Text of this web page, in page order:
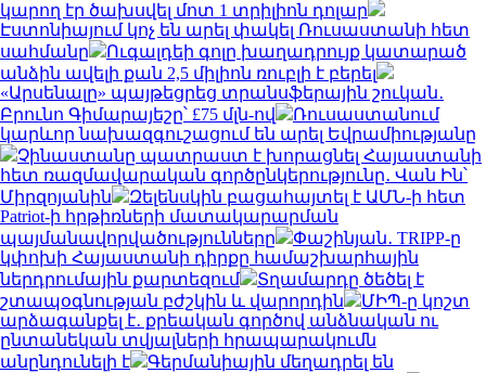
կարող էր ծախսվել մոտ 1 տրիլիոն դոլար
Էստոնիայում կոչ են արել փակել Ռուսաստանի հետ
սահմանը
Ուգալդեի գոլը խաղադրույք կատարած
անձին ավելի քան 2,5 միլիոն ռուբլի է բերել
«Արսենալը» պայթեցրեց տրանսֆերային շուկան․
Բրունո Գիմարայեշը՝ £75 մլն-ով
Ռուսաստանում
կարևոր նախազգուշացում են արել Եվրամիությանը
Չինաստանը պատրաստ է խորացնել Հայաստանի
հետ ռազմավարական գործընկերությունը․ Վան Ին՝
Միրզոյանին
Զելենսկին բացահայտել է ԱՄՆ-ի հետ
Patriot-ի հրթիռների մատակարարման
պայմանավորվածությունները
Փաշինյան․ TRIPP-ը
կփոխի Հայաստանի դիրքը համաշխարհային
ներդրումային քարտեզում
Տղամարդը ծեծել է
շտապօգնության բժշկին և վարորդին
ՄԻՊ-ը կոշտ
արձագանքել է․ քրեական գործով անձնական ու
ընտանեկան տվյալների հրապարակումն
անընդունելի է
Գերմանիային մեղադրել են